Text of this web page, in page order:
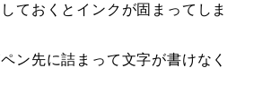
ておくとインクが固まってしま
ン先に詰まって文字が書けなく